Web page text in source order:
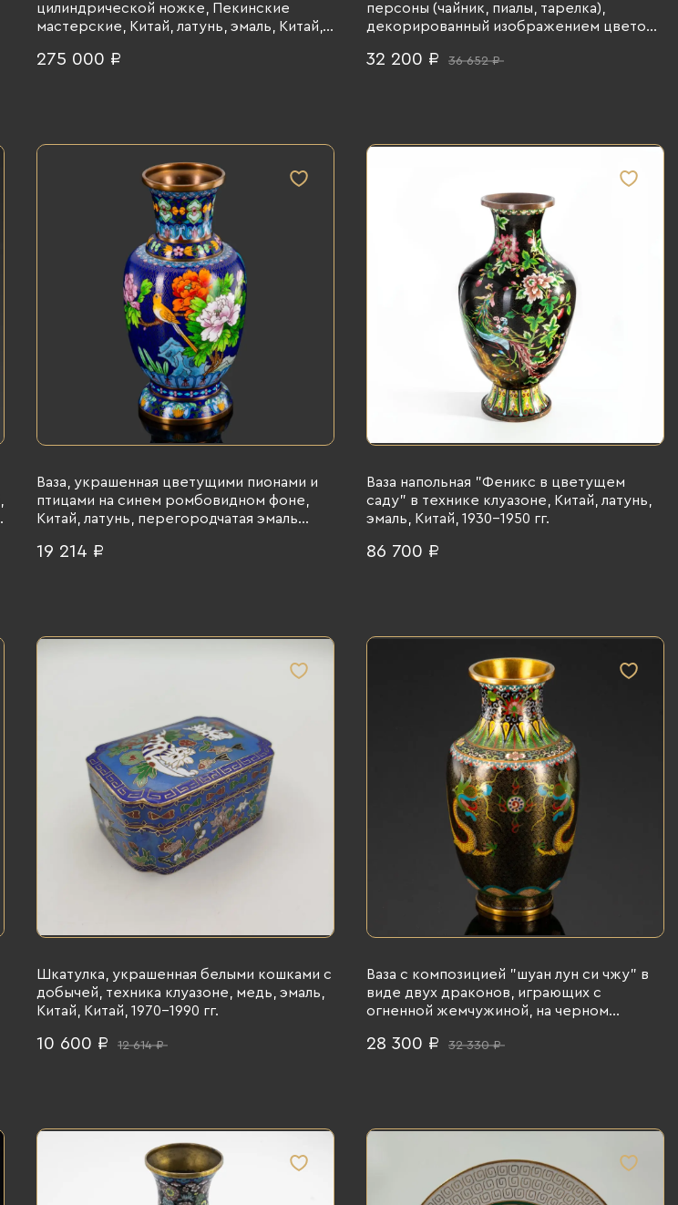
цилиндрической ножке, Пекинские
мастерские, Китай, латунь, эмаль, Китай,
275 000 ₽
персоны (чайник, пиалы, тарелка),
декорированный изображением цветов
латунь, техника клуазоне, эмали, 1960-1980
32 200 ₽ 36 652 ₽
Ваза, украшенная цветущими пионами и
птицами на синем ромбовидном фоне,
Китай, латунь, перегородчатая эмаль
19 214 ₽
Ваза напольная "Феникс в цветущем
саду" в технике клуазоне, Китай, латунь,
эмаль, Китай, 1930-1950 гг.
86 700 ₽
Шкатулка, украшенная белыми кошками с
добычей, техника клуазоне, медь, эмаль,
Китай, Китай, 1970-1990 гг.
10 600 ₽ 12 614 ₽
Ваза с композицией "шуан лун си чжу" в
виде двух драконов, играющих с
огненной жемчужиной, на черном
(перегородчатая эмаль), 1960-1980 гг.
28 300 ₽ 32 330 ₽